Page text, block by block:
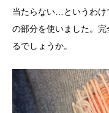
当たらない…というわけ
の部分を使いました。
るでしょうか。